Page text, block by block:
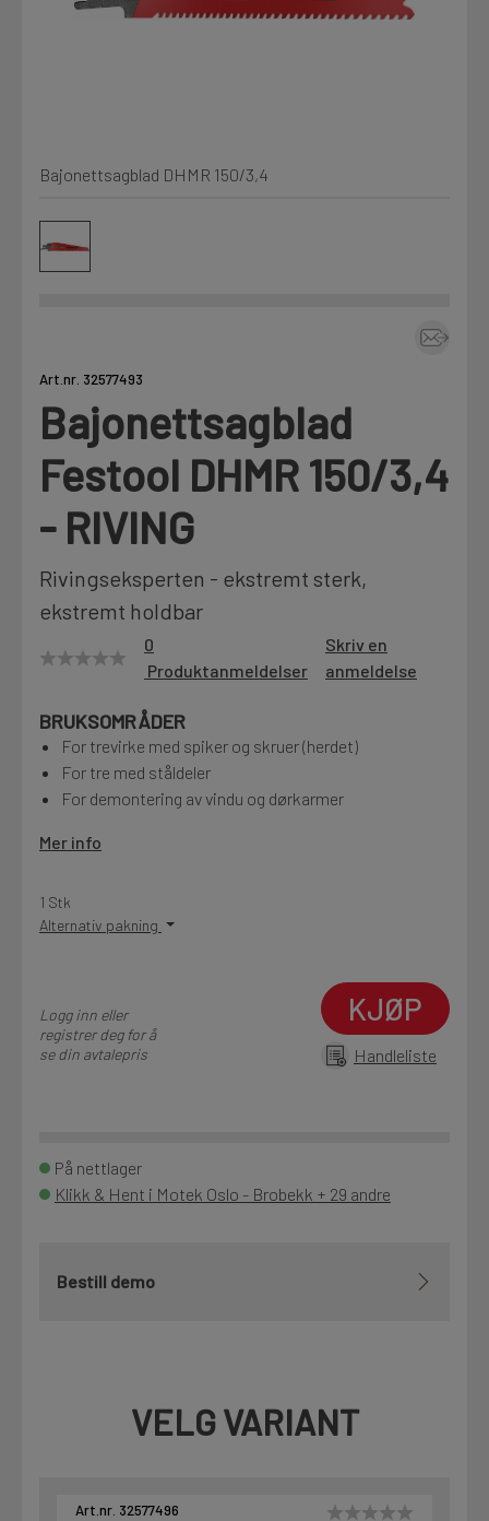
Annet
Fag
Motek
Finn butikk
Kontakt og åpningstider
Kontakt
Fra rådgivning til sporing av ordre
Kampanjer
NYHET
Prislister
Firmainformasjon
LOGG UT
Bajonettsagblad DHMR 150/3,4
Art.nr. 32577493
Bajonettsagblad
Festool DHMR 150/3,4
- RIVING
Rivingseksperten - ekstremt sterk,
ekstremt holdbar
0
Produktanmeldelser
Skriv en
anmeldelse
BRUKSOMRÅDER
For trevirke med spiker og skruer (herdet)
For tre med ståldeler
For demontering av vindu og dørkarmer
Mer info
1 Stk
Alternativ pakning
Logg inn eller
registrer deg for å
se din avtalepris
KJØP
Handleliste
På nettlager
Klikk & Hent i Motek Oslo - Brobekk + 29 andre
Bestill demo
VELG VARIANT
Art.nr. 32577496